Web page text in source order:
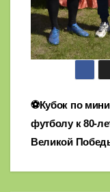
по
⚽Кубок по
футболу к 80-
Великой